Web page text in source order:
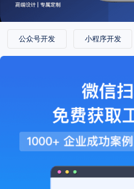
公众号开发 小程序开发